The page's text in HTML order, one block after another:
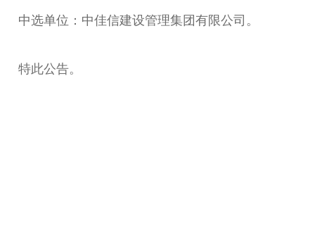
中选单位：中佳信建设管理集团有限公司。
特此公告。